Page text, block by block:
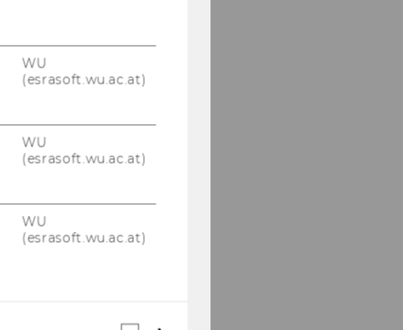
WU
(esrasoft.wu.ac.at)
WU
(esrasoft.wu.ac.at)
WU
(esrasoft.wu.ac.at)